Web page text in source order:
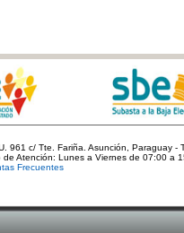
961 c/ Tte. Fariña. Asunción, Paraguay -
de Atención: Lunes a Viernes de 07:00 a
Frecuentes